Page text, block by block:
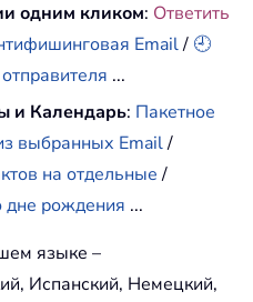
одним кликом: Ответить
Email/ 🕘
...
и Календарь: Пакетное
выбранных Email/
на отдельные/
дне рождения ...
языке –
Испанский, Немецкий,